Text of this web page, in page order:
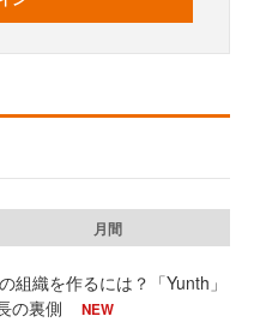
月間
組織を作るには？「Yunth」
の裏側
NEW